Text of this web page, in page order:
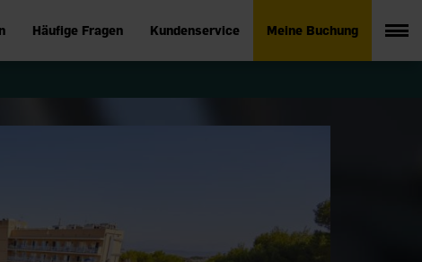
Häufige Fragen Kundenservice Meine Buchung